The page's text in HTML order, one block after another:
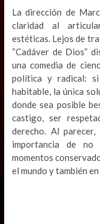
La dirección de
claridad al
estéticas. Lejos de
“Cadáver de Dios”
una comedia de
política y radical:
habitable, la única
donde sea posible
castigo, ser
derecho. Al
importancia de no
momentos
el mundo y también